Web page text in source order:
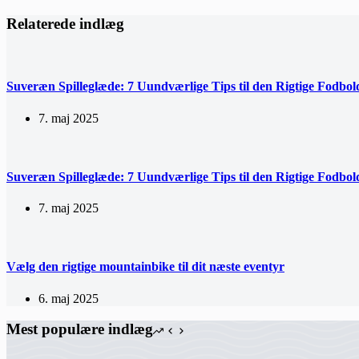
Relaterede indlæg
Suveræn Spilleglæde: 7 Uundværlige Tips til den Rigtige
7. maj 2025
Suveræn Spilleglæde: 7 Uundværlige Tips til den Rigtige
7. maj 2025
Vælg den rigtige mountainbike til dit næste eventyr
6. maj 2025
Mest populære indlæg